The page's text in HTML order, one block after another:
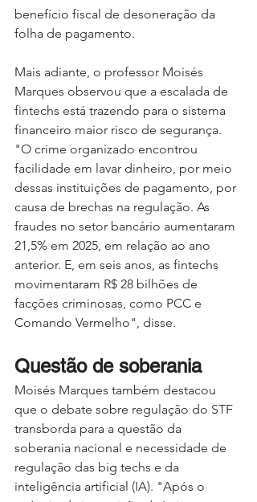
benefício fiscal de desoneração da
folha de pagamento.
Mais adiante, o professor Moisés
Marques observou que a escalada de
fintechs está trazendo para o sistema
financeiro maior risco de segurança.
"O crime organizado encontrou
facilidade em lavar dinheiro, por meio
dessas instituições de pagamento, por
causa de brechas na regulação. As
fraudes no setor bancário aumentaram
21,5% em 2025, em relação ao ano
anterior. E, em seis anos, as fintechs
movimentaram R$ 28 bilhões de
facções criminosas, como PCC e
Comando Vermelho", disse.
Questão de soberania
Moisés Marques também destacou
que o debate sobre regulação do STF
transborda para a questão da
soberania nacional e necessidade de
regulação das big techs e da
inteligência artificial (IA). "Após o